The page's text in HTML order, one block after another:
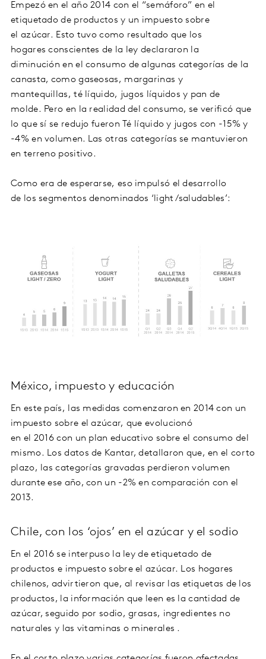
Empezó en el año 2014 con el “semáforo” en el
etiquetado de productos y un impuesto sobre
el azúcar. Esto tuvo como resultado que los
hogares conscientes de la ley declararon la
diminución en el consumo de algunas categorías de la
canasta, como gaseosas, margarinas y
mantequillas, té líquido, jugos líquidos y pan de
molde. Pero en la realidad del consumo, se verificó que
lo que sí se redujo fueron Té líquido y jugos con -15% y
-4% en volumen. Las otras categorías se mantuvieron
en terreno positivo.
Como era de esperarse, eso impulsó el desarrollo
de los segmentos denominados ‘light/saludables’:
México, impuesto y educación
En este país, las medidas comenzaron en 2014 con un
impuesto sobre el azúcar, que evolucionó
en el 2016 con un plan educativo sobre el consumo del
mismo. Los datos de Kantar, detallaron que, en el corto
plazo, las categorías gravadas perdieron volumen
durante ese año, con un -2% en comparación con el
2013.
Chile, con los ‘ojos’ en el azúcar y el sodio
En el 2016 se interpuso la ley de etiquetado de
productos e impuesto sobre el azúcar. Los hogares
chilenos, advirtieron que, al revisar las etiquetas de los
productos, la información que leen es la cantidad de
azúcar, seguido por sodio, grasas, ingredientes no
naturales y las vitaminas o minerales .